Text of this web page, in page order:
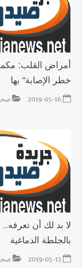
أخبار لبنان مواجهة
العالم العربي
المعاناة التي تمزق
أمراض القلب:
خطر الإصابة" بها
2019-05-16
لا بد لك أن تعرفه..
بالجلطة الدماغية
2019-05-13